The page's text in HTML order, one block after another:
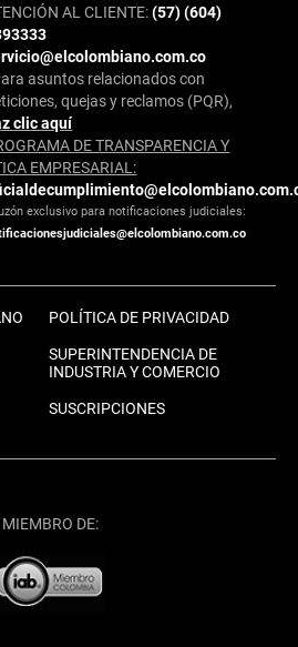
AL CLIENTE:(57) (604)
asuntos relacionados con
quejas y reclamos (PQR),
clic aquí
DE TRANSPARENCIA Y
EMPRESARIAL:
exclusivo para notificaciones judiciales:
POLÍTICA DE PRIVACIDAD
SUPERINTENDENCIA DE
INDUSTRIA Y COMERCIO
SUSCRIPCIONES
MIEMBRO DE: